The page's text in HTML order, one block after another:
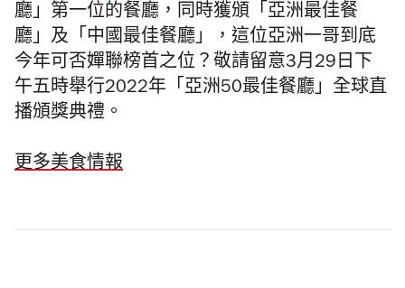
廳」第一位的餐廳，同時獲頒「亞洲最佳餐
廳」及「中國最佳餐廳」，這位亞洲一哥到底
今年可否嬋聯榜首之位？敬請留意3月29日 下
午五時舉行2022年「亞洲50最佳餐廳」 全球直
播頒獎典禮。
更多美食情報